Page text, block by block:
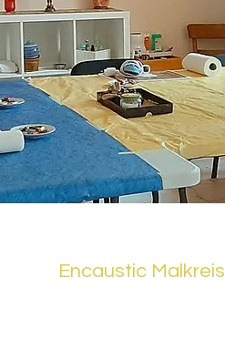
Encaustic Malkreis